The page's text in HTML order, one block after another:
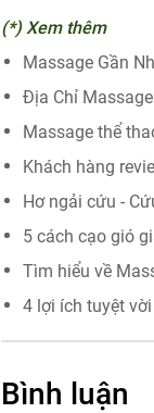
(*) Xem thêm
Massage Gần
Địa Chỉ
Massage thể
Khách hàng
Hơ ngải cứu -
5 cách cạo gió
Tìm hiểu về
4 lợi ích tuyệt
Bình luận